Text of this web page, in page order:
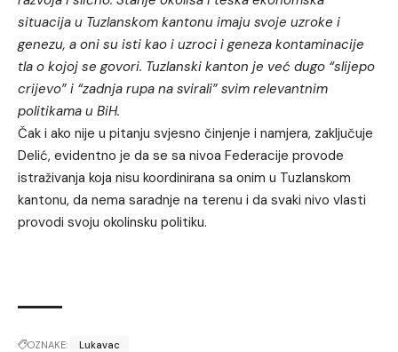
situacija u Tuzlanskom kantonu imaju svoje uzroke i
genezu, a oni su isti kao i uzroci i geneza kontaminacije
tla o kojoj se govori. Tuzlanski kanton je već dugo “slijepo
crijevo” i “zadnja rupa na svirali” svim relevantnim
politikama u BiH.
Čak i ako nije u pitanju svjesno činjenje i namjera, zaključuje
Delić, evidentno je da se sa nivoa Federacije provode
istraživanja koja nisu koordinirana sa onim u Tuzlanskom
kantonu, da nema saradnje na terenu i da svaki nivo vlasti
provodi svoju okolinsku politiku.
OZNAKE: Lukavac